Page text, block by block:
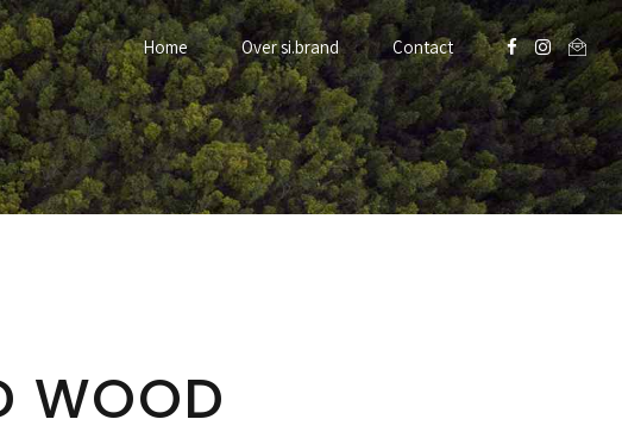
Home Over si.brand Contact
WOOD